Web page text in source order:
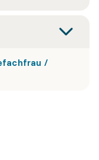
/